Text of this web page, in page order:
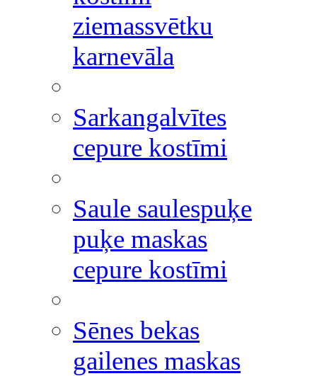
ziemassvētku
karnevāla
Sarkangalvītes
cepure kostīmi
Saule saulespuķe
puķe maskas
cepure kostīmi
Sēnes bekas
gailenes maskas